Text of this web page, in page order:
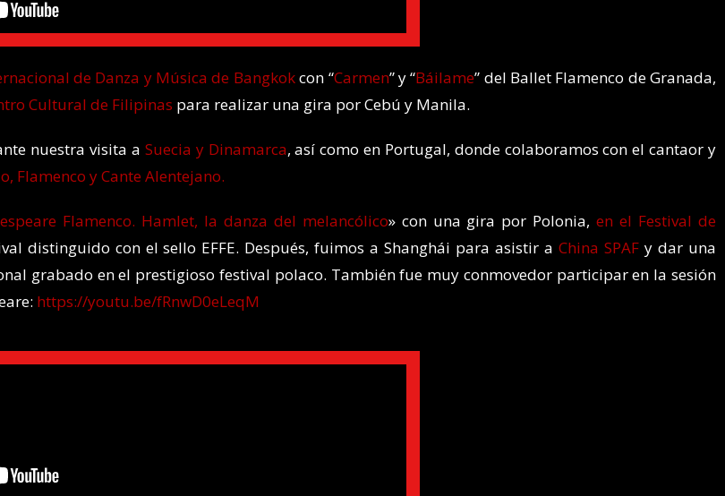
de Danza y Música de Bangkokcon “Carmen” y “Báilame” del Ballet Flamenco de Granada,
Cultural de Filipinas para realizar una gira por Cebú y Manila.
nuestra visita a Suecia y Dinamarca, así como en Portugal, donde colaboramos con el cantaor y
Flamenco y Cante Alentejano.
Flamenco. Hamlet, la danza del melancólico» con una gira por Polonia,en el Festival de
distinguido con el sello EFFE. Después, fuimos a Shanghái para asistir aChina SPAF y dar una
grabado en el prestigioso festival polaco. También fue muy conmovedor participar en la sesión
https://youtu.be/fRnwD0eLeqM